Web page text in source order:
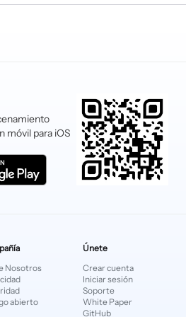
móvil para iOS
Nosotros
abierto
Únete
Crear cuenta
Iniciar sesión
Soporte
White Paper
GitHub